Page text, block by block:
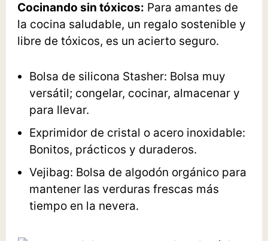
Cocinando sin tóxicos: Para amantes de
la cocina saludable, un regalo sostenible y
libre de tóxicos, es un acierto seguro.
Bolsa de silicona Stasher: Bolsa muy
versátil; congelar, cocinar, almacenar y
para llevar.
Exprimidor de cristal o acero inoxidable:
Bonitos, prácticos y duraderos.
Vejibag: Bolsa de algodón orgánico para
mantener las verduras frescas más
tiempo en la nevera.